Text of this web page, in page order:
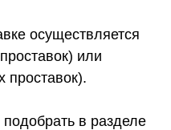
осуществляется
или
проставок).
в разделе